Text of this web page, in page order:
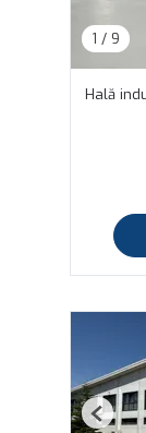
1 / 9
Hală